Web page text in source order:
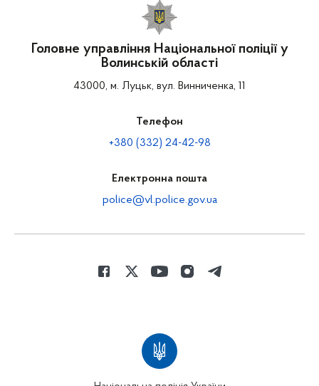
Головне управління Національної поліції у
Волинській області
43000, м. Луцьк, вул. Винниченка, 11
Телефон
+380 (332) 24-42-98
Електронна пошта
police@vl.police.gov.ua